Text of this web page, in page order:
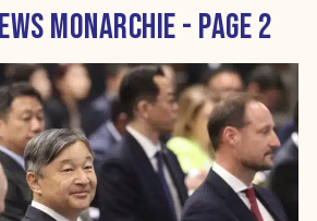
MONARCHIE - PAGE 2